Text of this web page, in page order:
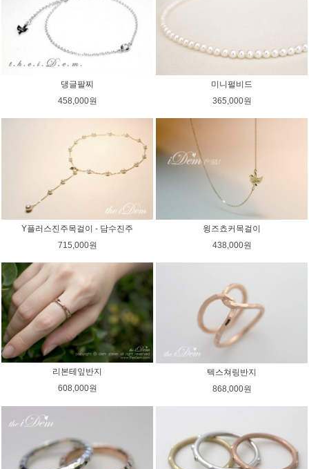
댕글팔찌
458,000원
미니펄비드
365,000원
Y플러스진주목걸이 - 담수진주
715,000원
윙즈쵸커목걸이
438,000원
리본테잎반지
608,000원
텍스쳐링반지
868,000원